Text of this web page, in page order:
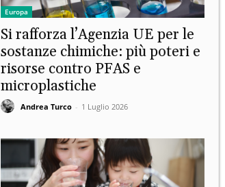
Europa
Si rafforza l’Agenzia UE per le
sostanze chimiche: più poteri e
risorse contro PFAS e
microplastiche
Andrea Turco - 1 Luglio 2026